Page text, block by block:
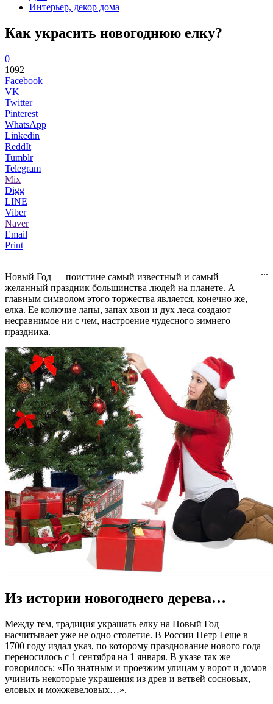
Интерьер, декор дома
Как украсить новогоднюю елку?
0
1092
Facebook
VK
Twitter
Pinterest
WhatsApp
Linkedin
ReddIt
Tumblr
Telegram
Mix
Digg
LINE
Viber
Naver
Email
Print
...
Новый Год — поистине самый известный и самый
желанный праздник большинства людей на планете. А
главным символом этого торжества является, конечно же,
елка. Ее колючие лапы, запах хвои и дух леса создают
несравнимое ни с чем, настроение чудесного зимнего
праздника.
Из истории новогоднего дерева…
Между тем, традиция украшать елку на Новый Год
насчитывает уже не одно столетие. В России Петр I еще в
1700 году издал указ, по которому празднование нового года
переносилось с 1 сентября на 1 января. В указе так же
говорилось: «По знатным и проезжим улицам у ворот и домов
учинить некоторые украшения из древ и ветвей сосновых,
еловых и можжевеловых…».